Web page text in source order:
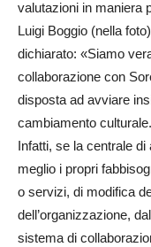
valutazioni in maniera
Luigi Boggio (nella
dichiarato: «Siamo
collaborazione con
disposta ad avviare
cambiamento culturale.
Infatti, se la centrale
meglio i propri
o servizi, di modifica
dell’organizzazione,
sistema di